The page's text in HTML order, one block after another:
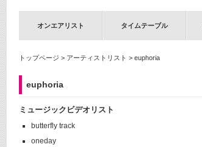
オンエアリスト タイムテーブル
トップページ > アーティストリスト > euphoria
euphoria
ミュージックビデオリスト
butterfly track
oneday